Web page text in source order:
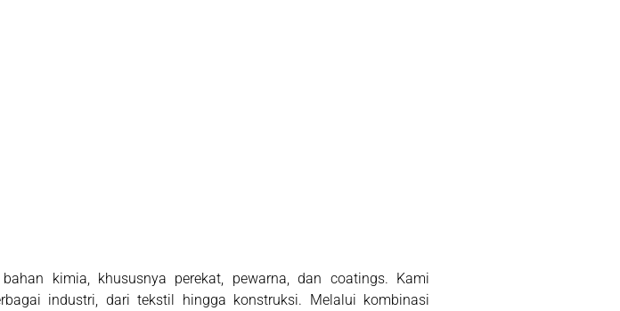
kimia, khususnya perekat, pewarna, dan coatings. Kami
industri, dari tekstil hingga konstruksi. Melalui kombinasi